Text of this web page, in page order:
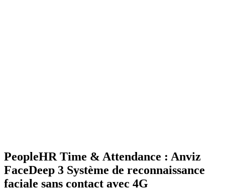
PeopleHR Time & Attendance : Anviz
FaceDeep 3 Système de reconnaissance
faciale sans contact avec 4G